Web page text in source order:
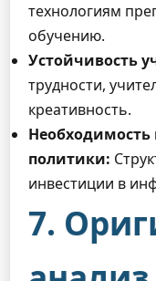
технологиям
обучению.
Устойчивость
трудности,
креативность.
политики:
инвестиции в
7.